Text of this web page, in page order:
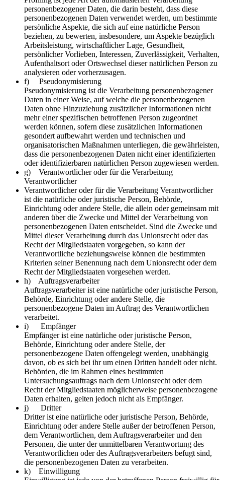
personenbezogener Daten, die darin besteht, dass diese
personenbezogenen Daten verwendet werden, um bestimmte
persönliche Aspekte, die sich auf eine natürliche Person
beziehen, zu bewerten, insbesondere, um Aspekte bezüglich
Arbeitsleistung, wirtschaftlicher Lage, Gesundheit,
persönlicher Vorlieben, Interessen, Zuverlässigkeit, Verhalten,
Aufenthaltsort oder Ortswechsel dieser natürlichen Person zu
analysieren oder vorherzusagen.
f) Pseudonymisierung
Pseudonymisierung ist die Verarbeitung personenbezogener
Daten in einer Weise, auf welche die personenbezogenen
Daten ohne Hinzuziehung zusätzlicher Informationen nicht
mehr einer spezifischen betroffenen Person zugeordnet
werden können, sofern diese zusätzlichen Informationen
gesondert aufbewahrt werden und technischen und
organisatorischen Maßnahmen unterliegen, die gewährleisten,
dass die personenbezogenen Daten nicht einer identifizierten
oder identifizierbaren natürlichen Person zugewiesen werden.
g) Verantwortlicher oder für die Verarbeitung
Verantwortlicher
Verantwortlicher oder für die Verarbeitung Verantwortlicher
ist die natürliche oder juristische Person, Behörde,
Einrichtung oder andere Stelle, die allein oder gemeinsam mit
anderen über die Zwecke und Mittel der Verarbeitung von
personenbezogenen Daten entscheidet. Sind die Zwecke und
Mittel dieser Verarbeitung durch das Unionsrecht oder das
Recht der Mitgliedstaaten vorgegeben, so kann der
Verantwortliche beziehungsweise können die bestimmten
Kriterien seiner Benennung nach dem Unionsrecht oder dem
Recht der Mitgliedstaaten vorgesehen werden.
h) Auftragsverarbeiter
Auftragsverarbeiter ist eine natürliche oder juristische Person,
Behörde, Einrichtung oder andere Stelle, die
personenbezogene Daten im Auftrag des Verantwortlichen
verarbeitet.
i) Empfänger
Empfänger ist eine natürliche oder juristische Person,
Behörde, Einrichtung oder andere Stelle, der
personenbezogene Daten offengelegt werden, unabhängig
davon, ob es sich bei ihr um einen Dritten handelt oder nicht.
Behörden, die im Rahmen eines bestimmten
Untersuchungsauftrags nach dem Unionsrecht oder dem
Recht der Mitgliedstaaten möglicherweise personenbezogene
Daten erhalten, gelten jedoch nicht als Empfänger.
j) Dritter
Dritter ist eine natürliche oder juristische Person, Behörde,
Einrichtung oder andere Stelle außer der betroffenen Person,
dem Verantwortlichen, dem Auftragsverarbeiter und den
Personen, die unter der unmittelbaren Verantwortung des
Verantwortlichen oder des Auftragsverarbeiters befugt sind,
die personenbezogenen Daten zu verarbeiten.
k) Einwilligung